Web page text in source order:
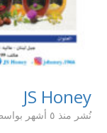
JS Honey
نُشر منذ ٥ أشهر